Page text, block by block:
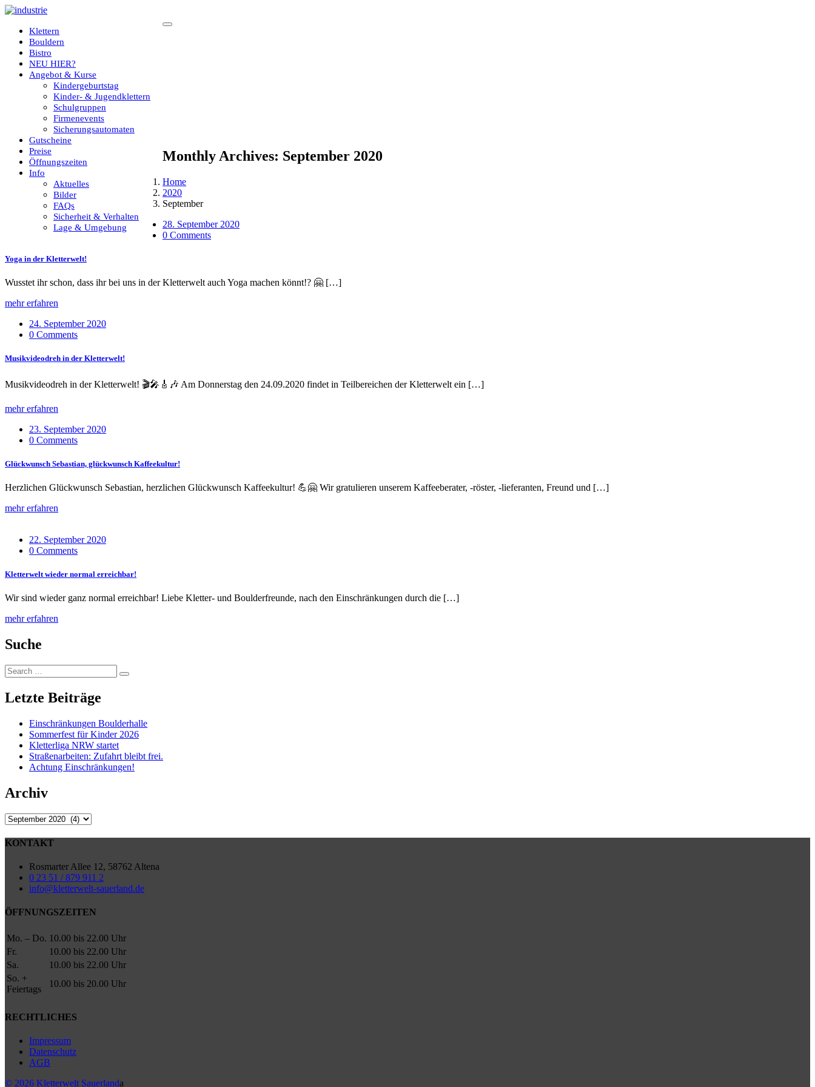
Klettern
Bouldern
Bistro
NEU HIER?
Angebot & Kurse
Kindergeburtstag
Kinder- & Jugendklettern
Schulgruppen
Firmenevents
Sicherungsautomaten
Gutscheine
Preise
Öffnungszeiten
Info
Aktuelles
Bilder
FAQs
Sicherheit & Verhalten
Lage & Umgebung
Monthly Archives: September 2020
Home
2020
September
28. September 2020
0 Comments
Yoga in der Kletterwelt!
Wusstet ihr schon, dass ihr bei uns in der Kletterwelt auch Yoga machen könnt!? 🤗 […]
mehr erfahren
24. September 2020
0 Comments
Musikvideodreh in der Kletterwelt!
Musikvideodreh in der Kletterwelt! 🎬🎤🎸🎶 Am Donnerstag den 24.09.2020 findet in Teilbereichen der Kletterwelt ein […]
mehr erfahren
23. September 2020
0 Comments
Glückwunsch Sebastian, glückwunsch Kaffeekultur!
Herzlichen Glückwunsch Sebastian, herzlichen Glückwunsch Kaffeekultur! 💪🤗 Wir gratulieren unserem Kaffeeberater, -röster, -lieferanten, Freund und […]
mehr erfahren
22. September 2020
0 Comments
Kletterwelt wieder normal erreichbar!
Wir sind wieder ganz normal erreichbar! Liebe Kletter- und Boulderfreunde, nach den Einschränkungen durch die […]
mehr erfahren
Suche
Search
for:
Search
Letzte Beiträge
Einschränkungen Boulderhalle
Sommerfest für Kinder 2026
Kletterliga NRW startet
Straßenarbeiten: Zufahrt bleibt frei.
Achtung Einschränkungen!
Archiv
Archiv
KONTAKT
Rosmarter Allee 12, 58762 Altena
0 23 51 / 879 911 2
info@kletterwelt-sauerland.de
ÖFFNUNGSZEITEN
Mo. – Do. 10.00 bis 22.00 Uhr
Fr.
10.00 bis 22.00 Uhr
Sa.
10.00 bis 22.00 Uhr
So. +
Feiertags
10.00 bis 20.00 Uhr
RECHTLICHES
Impressum
Datenschutz
AGB
© 2026 Kletterwelt Sauerlanda